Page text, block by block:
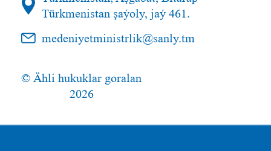
Türkmenistan şaýoly, jaý 461.
medeniyetministrlik@sanly.tm
© Ähli hukuklar goralan
2026